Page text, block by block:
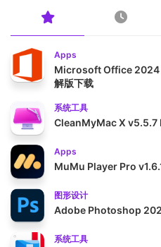
Apps
Microsoft Office 2024
解版下载
系统工具
CleanMyMac X v5.5.7
Apps
MuMu Player Pro
图形设计
Adobe Photoshop
系统工具